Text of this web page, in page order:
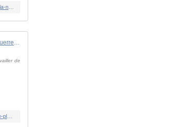
Guerre en Ukraine : "Nous sommes prêts à travailler de manière constructive", l'Ukraine annonce avoir reçu le plan de paix des Américains
de